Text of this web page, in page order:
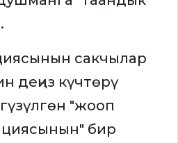
сакчылар
деңиз күчтөрү
"жооп
бир